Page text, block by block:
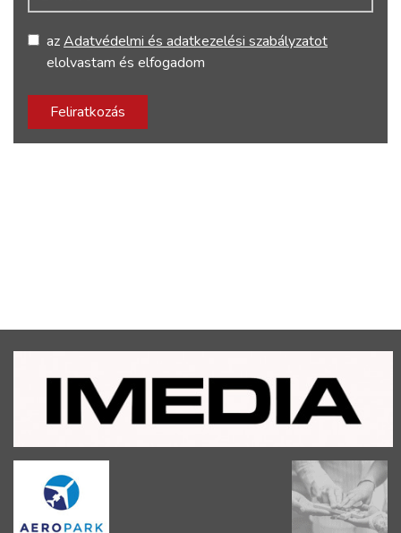
azAdatvédelmi és adatkezelési szabályzatot
elolvastam és elfogadom
Feliratkozás